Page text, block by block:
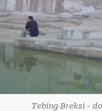
Tebing Breksi -